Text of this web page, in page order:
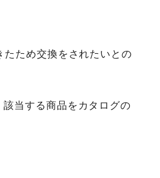
ため交換をされたいとの
当する商品をカタログの